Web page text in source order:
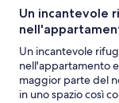
Un incantevole
Un incantevole
nell'appartamento
maggior parte del
in uno spazio così